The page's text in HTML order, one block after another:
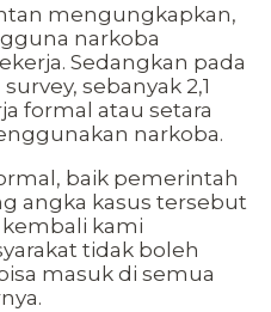
mengungkapkan,
narkoba
Sedangkan pada
sebanyak 2,1
formal atau setara
narkoba.
baik pemerintah
angka kasus tersebut
kami
tidak boleh
masuk di semua